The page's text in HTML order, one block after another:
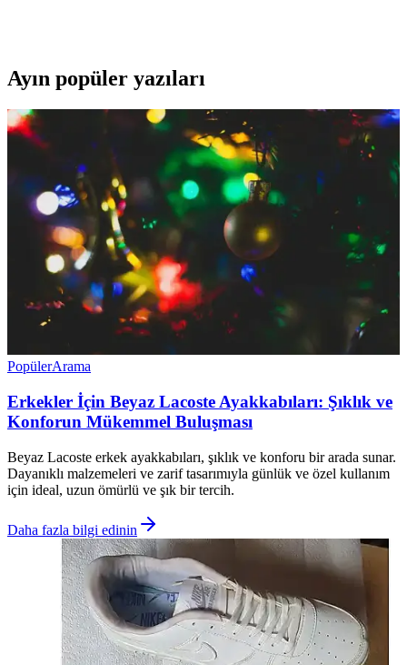
Ayın popüler yazıları
PopülerArama
Erkekler İçin Beyaz Lacoste Ayakkabıları: Şıklık ve
Konforun Mükemmel Buluşması
Beyaz Lacoste erkek ayakkabıları, şıklık ve konforu bir arada sunar.
Dayanıklı malzemeleri ve zarif tasarımıyla günlük ve özel kullanım
için ideal, uzun ömürlü ve şık bir tercih.
Daha fazla bilgi edinin